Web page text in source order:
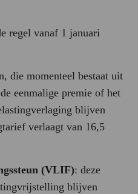
regel vanaf 1 januari
die momenteel bestaat uit
eenmalige premie of het
blijven
verlaagt van 16,5
(VLIF): deze
blijven